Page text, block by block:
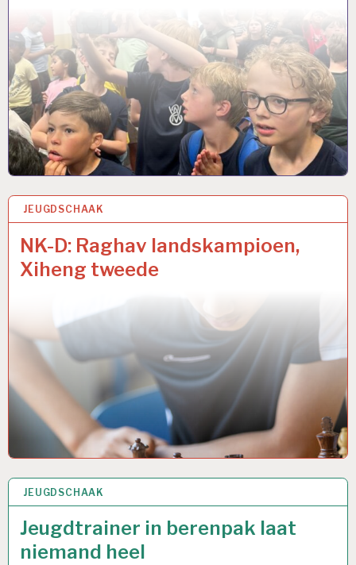
JEUGDSCHAAK
NK-D: Raghav landskampioen,
Xiheng tweede
17 MEI 2026
JEUGDSCHAAK
Jeugdtrainer in berenpak laat
niemand heel
16 MEI 2026